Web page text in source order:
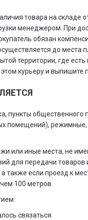
товара на складе
менеджером. При
обязан
до места
территории, где
курьеру и выпишите
пункты общественного
помещений), режимные,
или иные места, не
для передачи товаров
также если проезд к
100 метров.
связаться.